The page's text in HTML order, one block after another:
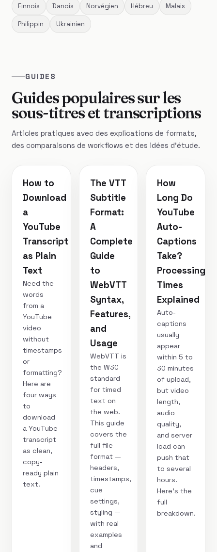
Finnois Danois Norvégien Hébreu Malais
Philippin Ukrainien
GUIDES
Guides populaires sur les
sous-titres et transcriptions
Articles pratiques avec des explications de formats,
des comparaisons de workflows et des idées d'étude.
How to
Download
a
YouTube
Transcript
as Plain
Text
Need the
words
from a
YouTube
video
without
timestamps
or
formatting?
Here are
four ways
to
download
a YouTube
transcript
as clean,
copy-
ready plain
text.
The VTT
Subtitle
Format:
A
Complete
Guide
to
WebVTT
Syntax,
Features,
and
Usage
WebVTT is
the W3C
standard
for timed
text on
the web.
This guide
covers the
full file
format —
headers,
timestamps,
cue
settings,
styling —
with real
examples
and
How
Long Do
YouTube
Auto-
Captions
Take?
Processing
Times
Explained
Auto-
captions
usually
appear
within 5 to
30 minutes
of upload,
but video
length,
audio
quality,
and server
load can
push that
to several
hours.
Here's the
full
breakdown.